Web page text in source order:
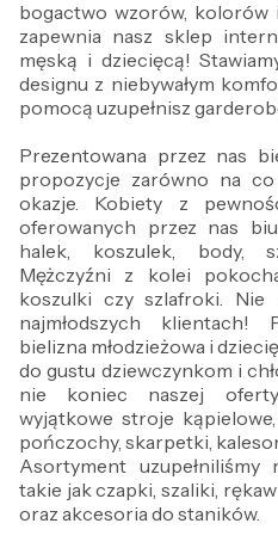
bogactwo wzorów,
zapewnia nasz sklep
męską i dziecięcą!
designu z niebywałym
pomocą uzupełnisz
Prezentowana przez nas
propozycje zarówno na
okazje. Kobiety z
oferowanych przez nas
halek, koszulek, body,
Mężczyźni z kolei
koszulki czy szlafroki. Nie
najmłodszych klientach!
bielizna młodzieżowa i
do gustu dziewczynkom i
nie koniec naszej
wyjątkowe stroje
pończochy, skarpetki,
Asortyment
takie jak czapki, szaliki,
oraz akcesoria do staników.